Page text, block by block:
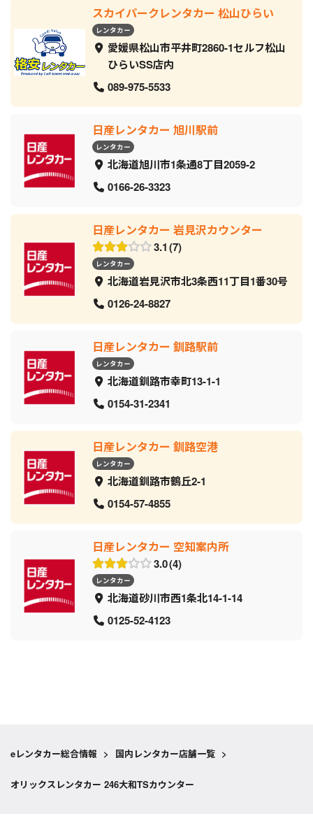
スカイパークレンタカー 松山ひらい
レンタカー
愛媛県松山市平井町2860-1セルフ松山
ひらいSS店内
089-975-5533
日産レンタカー 旭川駅前
レンタカー
北海道旭川市1条通8丁目2059‐2
0166-26-3323
日産レンタカー 岩見沢カウンター
3.1 7
レンタカー
北海道岩見沢市北3条西11丁目1番30号
0126-24-8827
日産レンタカー 釧路駅前
レンタカー
北海道釧路市幸町13-1-1
0154-31-2341
日産レンタカー 釧路空港
レンタカー
北海道釧路市鶴丘2-1
0154-57-4855
日産レンタカー 空知案内所
3.0 4
レンタカー
北海道砂川市西1条北14-1-14
0125-52-4123
eレンタカー総合情報 > 国内レンタカー店舗一覧 >
オリックスレンタカー 246大和TSカウンター